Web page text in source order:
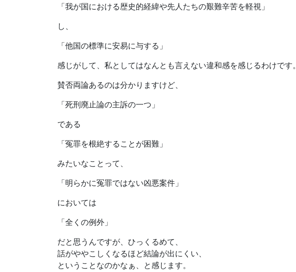
「我が国における歴史的経緯や先人たちの艱難辛苦を軽視」
し、
「他国の標準に安易に与する」
感じがして、私としてはなんとも言えない違和感を感じるわけです。
賛否両論あるのは分かりますけど、
「死刑廃止論の主訴の一つ」
である
「冤罪を根絶することが困難」
みたいなことって、
「明らかに冤罪ではない凶悪案件」
においては
「全くの例外」
だと思うんですが、ひっくるめて、
話がややこしくなるほど結論が出にくい、
ということなのかなぁ、と感じます。